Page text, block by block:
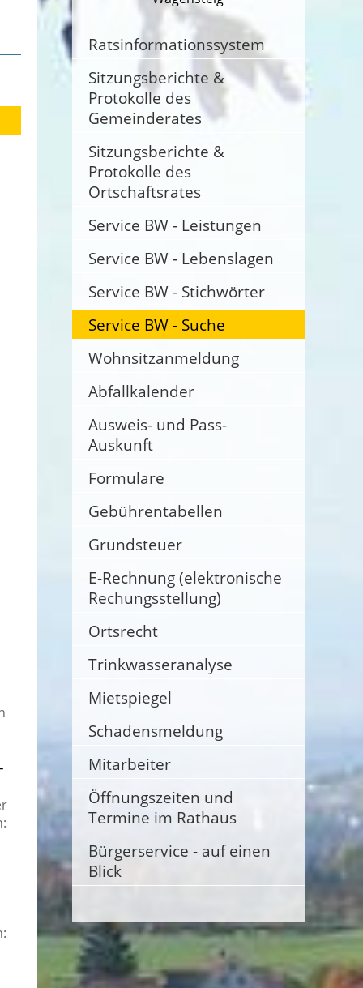
Ratsinformationssystem
Sitzungsberichte &
Protokolle des
Gemeinderates
Sitzungsberichte &
Protokolle des
Ortschaftsrates
Service BW - Leistungen
Service BW - Lebenslagen
Service BW - Stichwörter
Service BW - Suche
Wohnsitzanmeldung
Abfallkalender
Ausweis- und Pass-
Auskunft
Formulare
Gebührentabellen
Grundsteuer
E-Rechnung (elektronische
Rechungsstellung)
Ortsrecht
Trinkwasseranalyse
Mietspiegel
Schadensmeldung
Mitarbeiter
Öffnungszeiten und
Termine im Rathaus
Bürgerservice - auf einen
Blick